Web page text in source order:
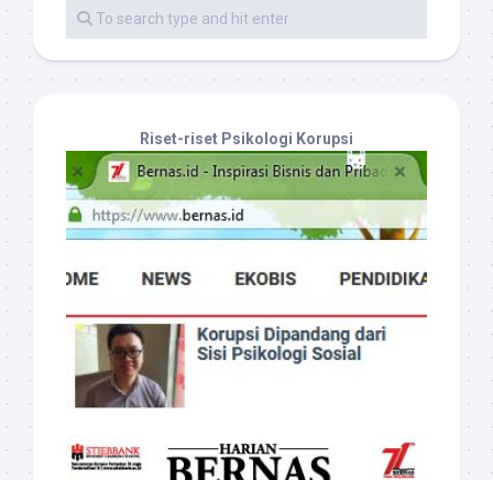
Riset-riset Psikologi Korupsi